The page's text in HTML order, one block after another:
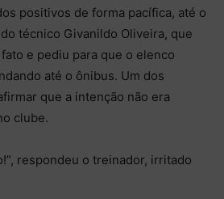
positivos de forma pacífica, até o
técnico Givanildo Oliveira, que
e pediu para que o elenco
até o ônibus. Um dos
que a intenção não era
clube.
respondeu o treinador, irritado